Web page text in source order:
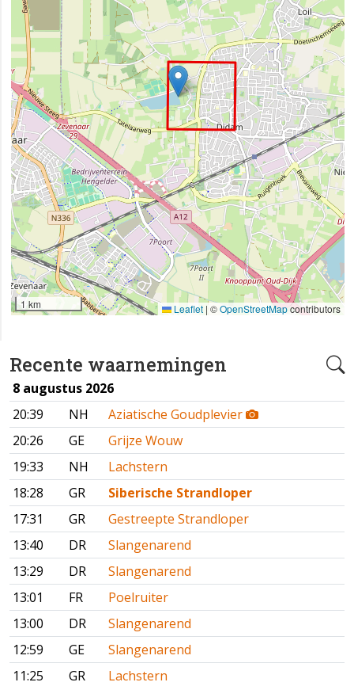
Recente waarnemingen
8 augustus 2026
20:39
NH
Aziatische Goudplevier
20:26
GE
Grijze Wouw
19:33
NH
Lachstern
18:28
GR
Siberische Strandloper
17:31
GR
Gestreepte Strandloper
13:40
DR
Slangenarend
13:29
DR
Slangenarend
13:01
FR
Poelruiter
13:00
DR
Slangenarend
12:59
GE
Slangenarend
11:25
GR
Lachstern
1 km Leaflet | ©OpenStreetMapcontributors